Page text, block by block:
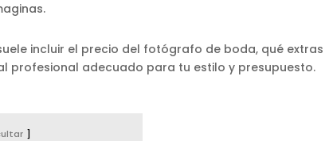
incluir el precio del fotógrafo de boda, qué extras
profesional adecuado para tu estilo y presupuesto.